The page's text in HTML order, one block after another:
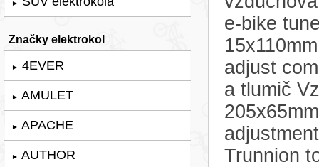
►
Značky elektrokol
► 4EVER
► AMULET
► APACHE
► AUTHOR
e-bike
adjust
a tlumič
Trunnion